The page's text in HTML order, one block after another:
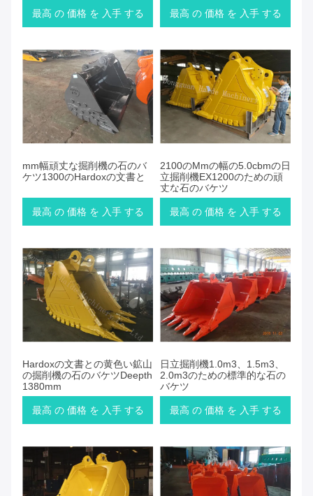
最高 の 価格 を 入手 する 最高 の 価格 を 入手 する
mm幅頑丈な掘削機の石のバ
ケツ1300のHardoxの文書と
最高 の 価格 を 入手 する
2100のMmの幅の5.0cbmの日
立掘削機EX1200のための頑
丈な石のバケツ
最高 の 価格 を 入手 する
Hardoxの文書との黄色い鉱山
の掘削機の石のバケツDeepth
1380mm
最高 の 価格 を 入手 する
日立掘削機1.0m3、1.5m3、
2.0m3のための標準的な石の
バケツ
最高 の 価格 を 入手 する